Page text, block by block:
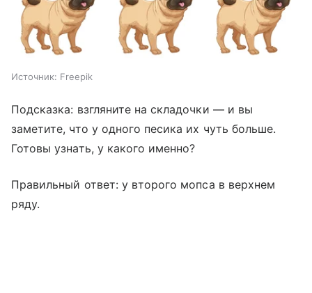
Источник: Freepik
Подсказка: взгляните на складочки — и вы
заметите, что у одного песика их чуть больше.
Готовы узнать, у какого именно?
Правильный ответ: у второго мопса в верхнем
ряду.